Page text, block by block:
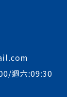
週六:09:30